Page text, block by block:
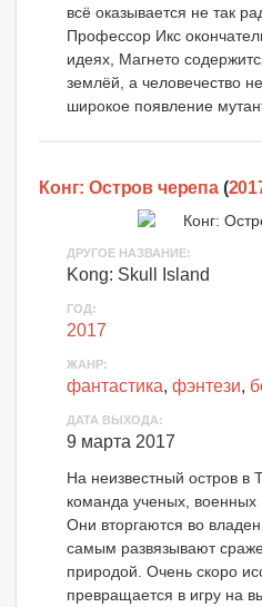
всё оказывается не так
Профессор Икс
идеях, Магнето
землёй, а человечество
широкое появление
Конг: Остров черепа(
ДРУГОЕ НАЗВАНИЕ:
Kong: Skull Island
ГОД:
2017
ЖАНР:
фантастика, фэнтези,
ДАТА ВЫХОДА:
9 марта 2017
На неизвестный остров в
команда ученых, военных
Они вторгаются во
самым развязывают
природой. Очень скоро
превращается в игру на